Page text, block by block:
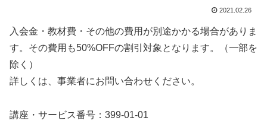
2021.02.26
入会金・教材費・その他の費用が別途かかる場合がありま
す。その費用も50%OFFの割引対象となります。（一部を
除く）
詳しくは、事業者にお問い合わせください。
講座・サービス番号：399-01-01